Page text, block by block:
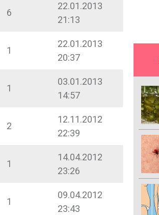
6
22.01.2013
21:13
1
22.01.2013
20:37
1
03.01.2013
14:57
2
12.11.2012
22:39
1
14.04.2012
23:26
1
09.04.2012
23:43